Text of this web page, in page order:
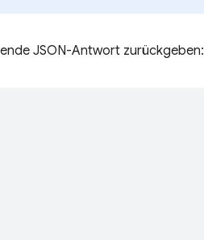
JSON-Antwort zurückgeben: